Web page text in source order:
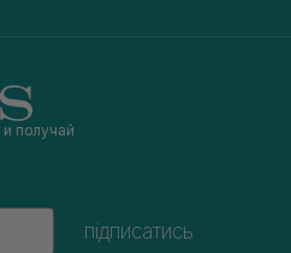
и получай
підписатись